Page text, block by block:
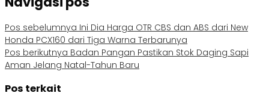
Pos sebelumnya Ini Dia Harga OTR CBS dan ABS dari New
Honda PCX160 dari Tiga Warna Terbarunya
Pos berikutnya Badan Pangan Pastikan Stok Daging Sapi
Aman Jelang Natal-Tahun Baru
Pos terkait